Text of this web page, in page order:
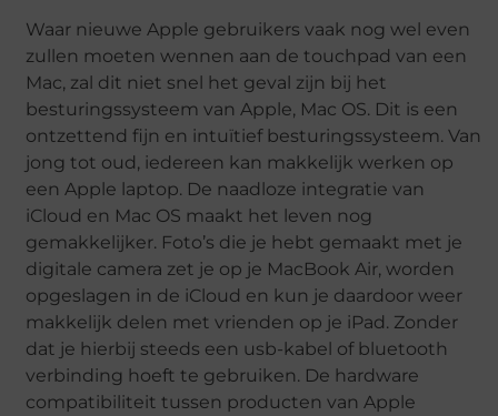
Waar nieuwe Apple gebruikers vaak nog wel even
zullen moeten wennen aan de touchpad van een
Mac, zal dit niet snel het geval zijn bij het
besturingssysteem van Apple, Mac OS. Dit is een
ontzettend fijn en intuïtief besturingssysteem. Van
jong tot oud, iedereen kan makkelijk werken op
een Apple laptop. De naadloze integratie van
iCloud en Mac OS maakt het leven nog
gemakkelijker. Foto’s die je hebt gemaakt met je
digitale camera zet je op je MacBook Air, worden
opgeslagen in de iCloud en kun je daardoor weer
makkelijk delen met vrienden op je iPad. Zonder
dat je hierbij steeds een usb-kabel of bluetooth
verbinding hoeft te gebruiken. De hardware
compatibiliteit tussen producten van Apple